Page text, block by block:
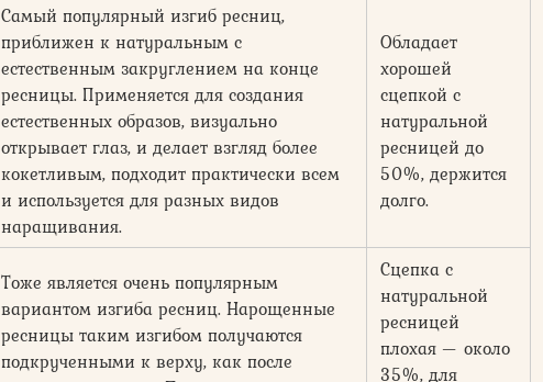
Самый популярный изгиб ресниц,
приближен к натуральным с
естественным закруглением на конце
ресницы. Применяется для создания
естественных образов, визуально
открывает глаз, и делает взгляд более
кокетливым, подходит практически всем
и используется для разных видов
наращивания.
Обладает
хорошей
сцепкой с
натуральной
ресницей до
50%, держится
долго.
Тоже является очень популярным
вариантом изгиба ресниц. Нарощенные
ресницы таким изгибом получаются
подкрученными к верху, как после
Сцепка с
натуральной
ресницей
плохая — около
35%, для